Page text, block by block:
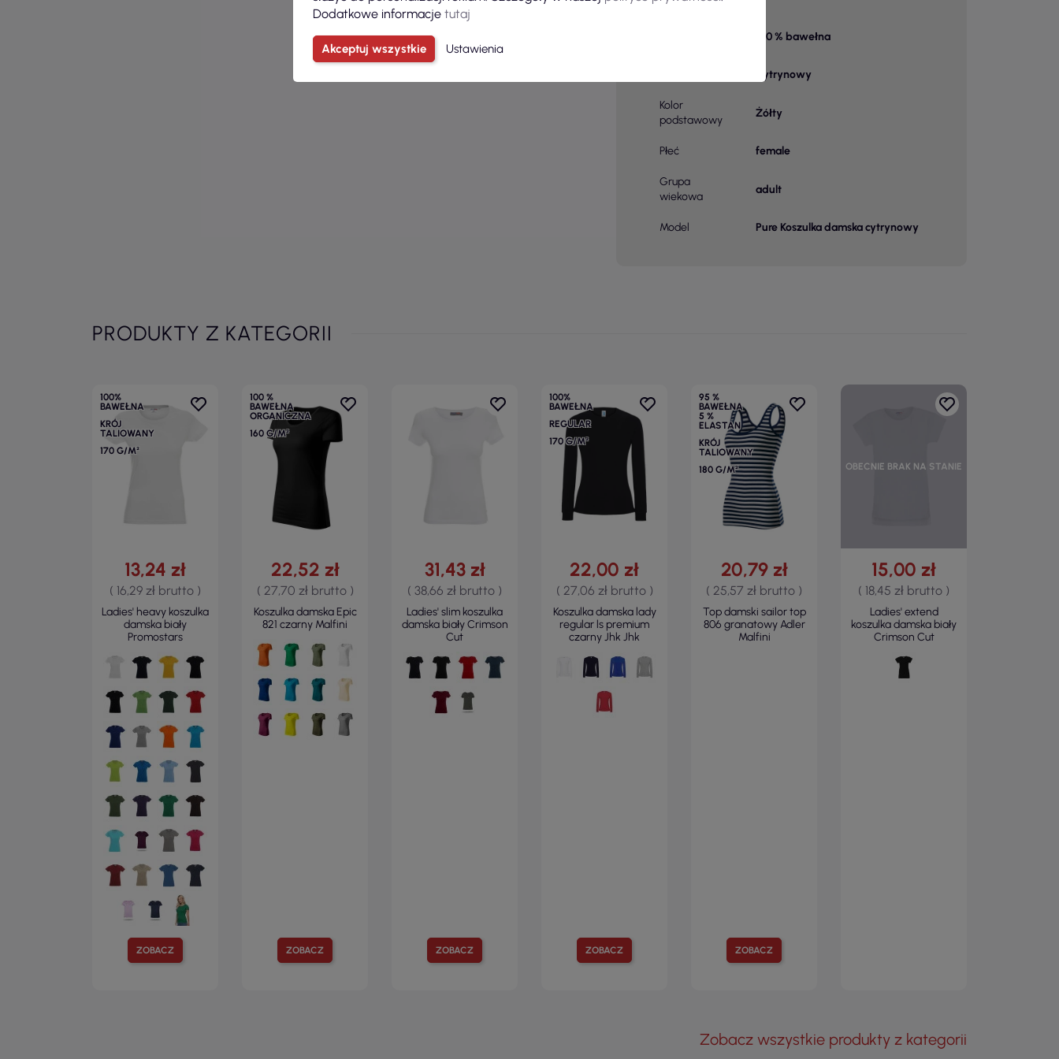
100 % bawełna
Cytrynowy
Kolor
podstawowy
Żółty
Płeć female
Grupa
wiekowa
adult
Model Pure Koszulka damska cytrynowy
PRODUKTY Z KATEGORII
100%
BAWEŁNA
KRÓJ
TALIOWANY
170 G/M²
ZOBACZ
13,24 zł
( 16,29 zł brutto )
Ladies' heavy koszulka
damska biały
Promostars
100 %
BAWEŁNA
ORGANICZNA
160 G/M²
ZOBACZ
22,52 zł
( 27,70 zł brutto )
Koszulka damska Epic
821 czarny Malfini
ZOBACZ
31,43 zł
( 38,66 zł brutto )
Ladies' slim koszulka
damska biały Crimson
Cut
100%
BAWEŁNA
REGULAR
170 G/M²
ZOBACZ
22,00 zł
( 27,06 zł brutto )
Koszulka damska lady
regular ls premium
czarny Jhk Jhk
95 %
BAWEŁNA
5 %
ELASTAN
KRÓJ
TALIOWANY
180 G/M²
ZOBACZ
20,79 zł
( 25,57 zł brutto )
Top damski sailor top
806 granatowy Adler
Malfini
OBECNIE BRAK NA STANIE
15,00 zł
( 18,45 zł brutto )
Ladies' extend
koszulka damska biały
Crimson Cut
Zobacz wszystkie produkty z kategorii
Dodatkowe informacje tutaj
Akceptuj wszystkie Ustawienia